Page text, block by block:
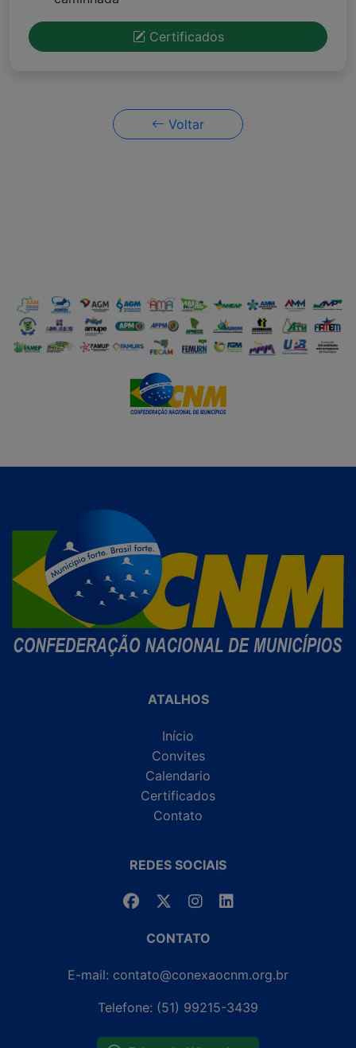
Certificados
Voltar
ATALHOS
Início
Convites
Calendario
Certificados
Contato
REDES SOCIAIS
CONTATO
E-mail: contato@conexaocnm.org.br
Telefone: (51) 99215-3439